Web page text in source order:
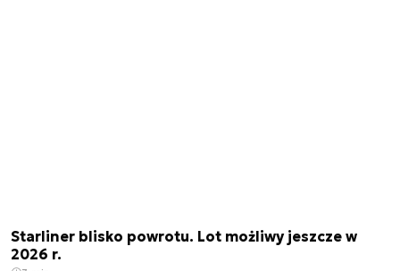
Starliner blisko powrotu. Lot możliwy jeszcze w
2026 r.